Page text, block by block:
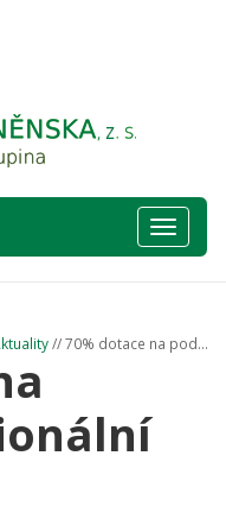
Hlavní
nabídka
// 70% dotace na pod...